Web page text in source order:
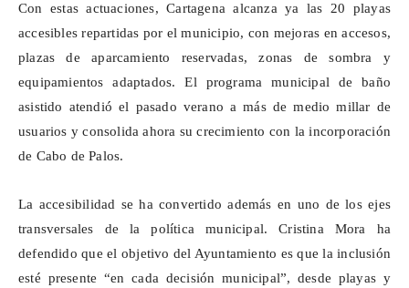
Con estas actuaciones, Cartagena alcanza ya las 20 playas
accesibles repartidas por el municipio, con mejoras en accesos,
plazas de aparcamiento reservadas, zonas de sombra y
equipamientos adaptados. El programa municipal de baño
asistido atendió el pasado verano a más de medio millar de
usuarios y consolida ahora su crecimiento con la incorporación
de Cabo de Palos.
La accesibilidad se ha convertido además en uno de los ejes
transversales de la política municipal. Cristina Mora ha
defendido que el objetivo del Ayuntamiento es que la inclusión
esté presente “en cada decisión municipal”, desde playas y